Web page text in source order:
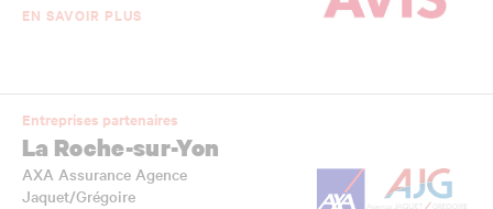
EN SAVOIR PLUS
Entreprises partenaires
La Roche-sur-Yon
AXA Assurance Agence
Jaquet/Grégoire